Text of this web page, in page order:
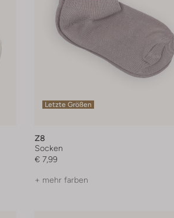
Letzte Größen
Z8
Socken
€ 7,99
+ mehr farben